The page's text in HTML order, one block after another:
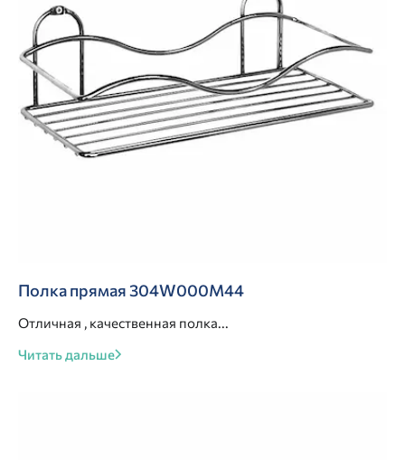
Полка прямая 304W000M44
Отличная , качественная полка...
Читать дальше